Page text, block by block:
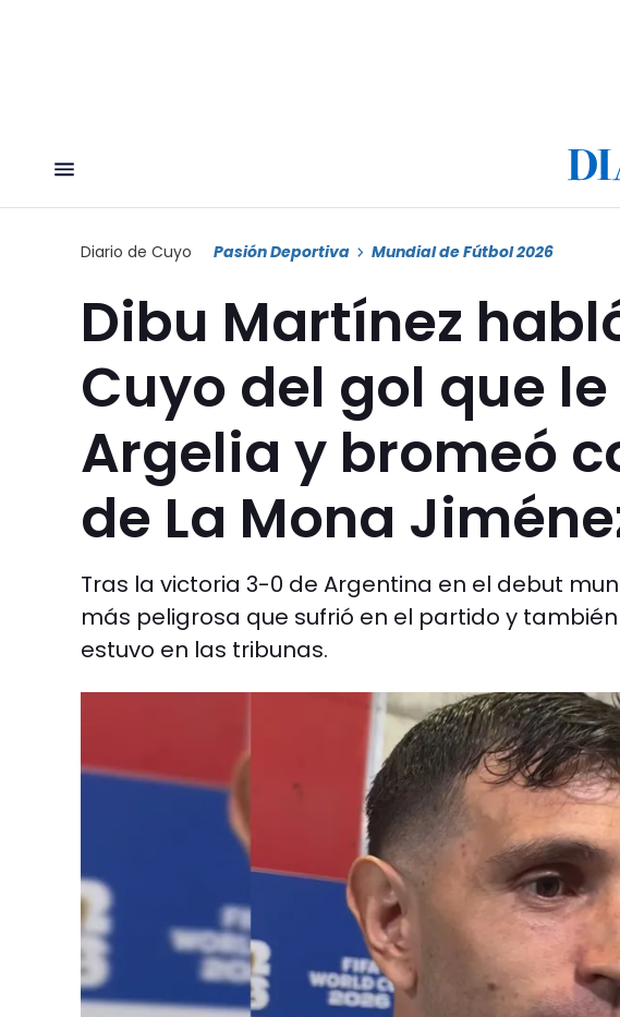
Diario de Cuyo Pasión Deportiva Mundial de Fútbol 2026
Dibu Martínez
Cuyo del gol que
Argelia y bromeó
de La Mona
Tras la victoria 3-0 de Argentina en el debut
más peligrosa que sufrió en el partido y
estuvo en las tribunas.